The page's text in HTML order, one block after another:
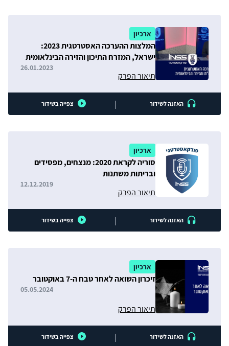
ארכיון
המלצות ההערכה האסטרטגית 2023:
ישראל, המזרח התיכון והזירה הבינלאומית
תיאור הפרק
26.01.2023
האזנה לשידור | צפייה בשידור
ארכיון
סוריה לקראת 2020: מנצחים, מפסידים
ובריתות משתנות
תיאור הפרק
12.12.2019
האזנה לשידור | צפייה בשידור
ארכיון
זיכרון השואה לאחר טבח ה-7 באוקטובר
תיאור הפרק
05.05.2024
האזנה לשידור | צפייה בשידור